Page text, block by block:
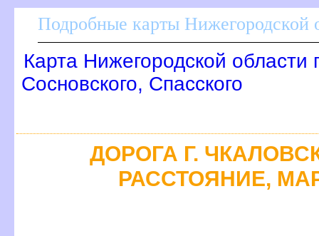
Подробные карты Нижегородской
Карта Нижегородской области
Сосновского, Спасского
ДОРОГА Г.
РАССТОЯНИЕ,